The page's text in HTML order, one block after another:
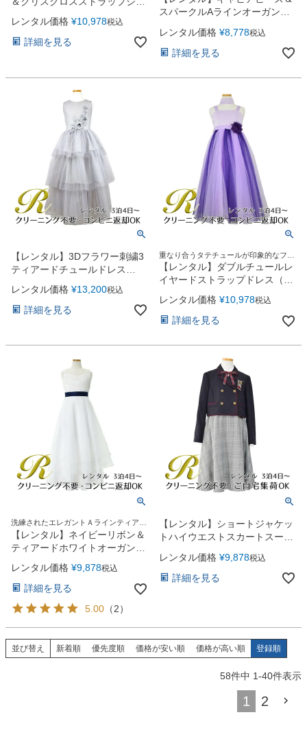
ォンドレス(JK3556)ロイヤルブ
ルー
レンタル価格 ¥10,978税込
詳細を見る
スパークルAラインオーガンジ
ードレス(HC2007)コーラル
レンタル価格 ¥8,778税込
詳細を見る
【レンタル】3Dフラワー刺繍3
ティアードチュールドレス
(ccd795)シルバー
レンタル価格 ¥13,200税込
詳細を見る
重なり合うタテチュールが印象的なファ
ンタジックドレス
【レンタル】ダブルチュールレ
イヤードストラップドレス（ス
トール付）(JK3355)パープル
レンタル価格 ¥10,978税込
詳細を見る
洗練されたエレガントＡラインティアー
ドロングドレス
【レンタル】ネイビーリボン＆
ティアードホワイトオーガンジ
ーロングドレス(YP194)ホワイ
ト
レンタル価格 ¥9,878税込
詳細を見る
5.00 （2）
【レンタル】ショートジャケッ
トハイウエストスカートスーツ
5点セット(CAT422503)ネイビ
ー
レンタル価格 ¥9,878税込
詳細を見る
並び替え 新着順 優先度順 価格が安い順 価格が高い順 登録順
58件中 1-40件表示
1 2